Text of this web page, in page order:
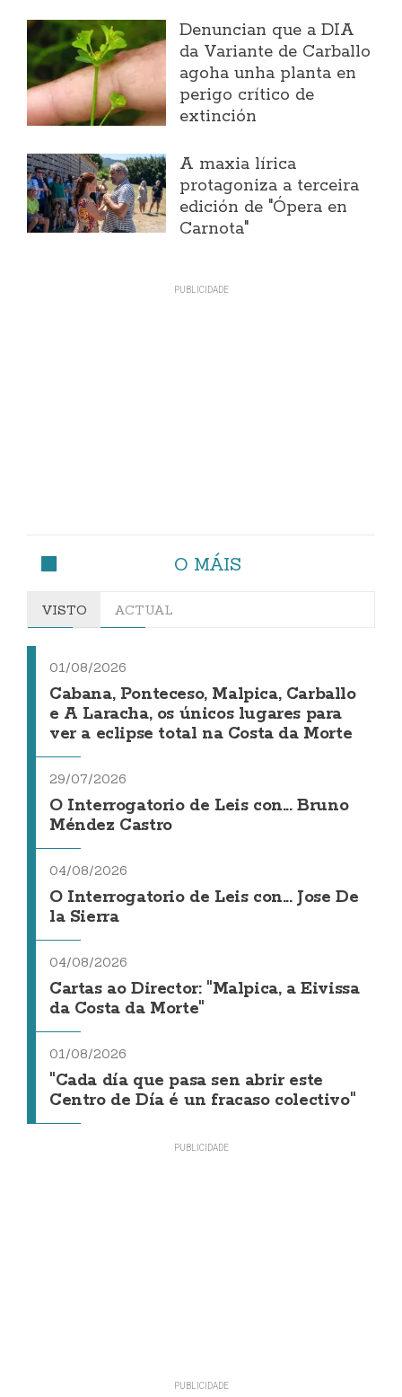
Denuncian que a DIA
da Variante de Carballo
agoha unha planta en
perigo crítico de
extinción
A maxia lírica
protagoniza a terceira
edición de "Ópera en
Carnota"
O MÁIS
VISTO ACTUAL
01/08/2026
Cabana, Ponteceso, Malpica, Carballo
e A Laracha, os únicos lugares para
ver a eclipse total na Costa da Morte
29/07/2026
O Interrogatorio de Leis con... Bruno
Méndez Castro
04/08/2026
O Interrogatorio de Leis con... Jose De
la Sierra
04/08/2026
Cartas ao Director: "Malpica, a Eivissa
da Costa da Morte"
01/08/2026
"Cada día que pasa sen abrir este
Centro de Día é un fracaso colectivo"